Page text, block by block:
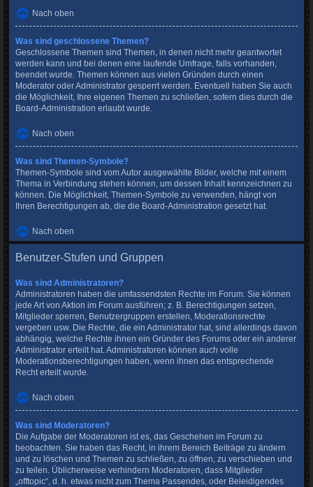
Nach oben
Was sind geschlossene Themen?
Geschlossene Themen sind Themen, in denen nicht mehr geantwortet
werden kann und bei denen eine laufende Umfrage, falls vorhanden,
beendet wurde. Themen können aus vielen Gründen durch einen
Moderator oder Administrator gesperrt werden. Eventuell haben Sie auch
die Möglichkeit, Ihre eigenen Themen zu schließen, sofern dies durch die
Board-Administration erlaubt wurde.
Nach oben
Was sind Themen-Symbole?
Themen-Symbole sind vom Autor ausgewählte Bilder, welche mit einem
Thema in Verbindung stehen können, um dessen Inhalt kennzeichnen zu
können. Die Möglichkeit, Themen-Symbole zu verwenden, hängt von
Ihren Berechtigungen ab, die die Board-Administration gesetzt hat.
Nach oben
Benutzer-Stufen und Gruppen
Was sind Administratoren?
Administratoren haben die umfassendsten Rechte im Forum. Sie können
jede Art von Aktion im Forum ausführen; z. B. Berechtigungen setzen,
Mitglieder sperren, Benutzergruppen erstellen, Moderationsrechte
vergeben usw. Die Rechte, die ein Administrator hat, sind allerdings davon
abhängig, welche Rechte ihnen ein Gründer des Forums oder ein anderer
Administrator erteilt hat. Administratoren können auch volle
Moderationsberechtigungen haben, wenn ihnen das entsprechende
Recht erteilt wurde.
Nach oben
Was sind Moderatoren?
Die Aufgabe der Moderatoren ist es, das Geschehen im Forum zu
beobachten. Sie haben das Recht, in ihrem Bereich Beiträge zu ändern
und zu löschen und Themen zu schließen, zu öffnen, zu verschieben und
zu teilen. Üblicherweise verhindern Moderatoren, dass Mitglieder
„offtopic“, d. h. etwas nicht zum Thema Passendes, oder Beleidigendes